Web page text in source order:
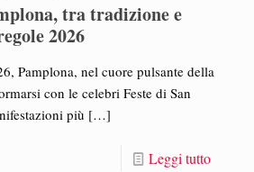
tra tradizione e
2026
Pamplona, nel cuore pulsante della
con le celebri Feste di San
più […]
Leggi tutto